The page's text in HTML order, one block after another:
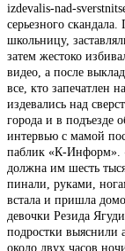
izdevalis-nad-
серьезного
школьницу,
затем жестоко
видео, а после
все, кто запечатлен
издевались над
города и в подъезде
интервью с мамой
паблик «К-Информ».
должна им шесть
пинали, руками,
встала и пришла
девочки Резида
подростки выяснили
около двух часов